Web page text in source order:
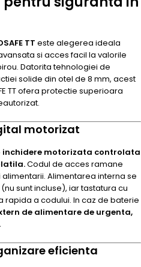
TT este alegerea ideala
si acces facil la valorile
Datorita tehnologiei de
solide din otel de 8 mm, acest
TT ofera protectie superioara
motorizat
inchidere motorizata controlata
Codul de acces ramane
Alimentarea interna se
sunt incluse), iar tastatura cu
a codului. In caz de baterie
de alimentare de urgenta,
eficienta